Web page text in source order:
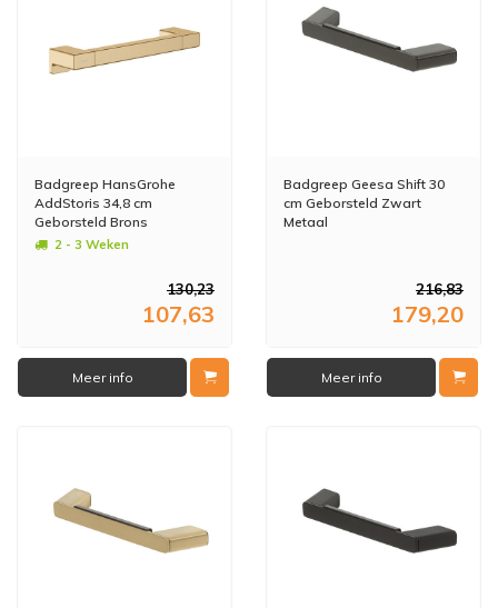
Badgreep HansGrohe
AddStoris 34,8 cm
Geborsteld Brons
2 - 3 Weken
130,23
107,63
Meer info
Badgreep Geesa Shift 30
cm Geborsteld Zwart
Metaal
216,83
179,20
Meer info